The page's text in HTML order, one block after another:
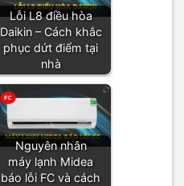
Lỗi L8 điều hòa
Daikin – Cách khắc
phục dứt điểm tại
nhà
Nguyên nhân
máy lạnh Midea
báo lỗi FC và cách